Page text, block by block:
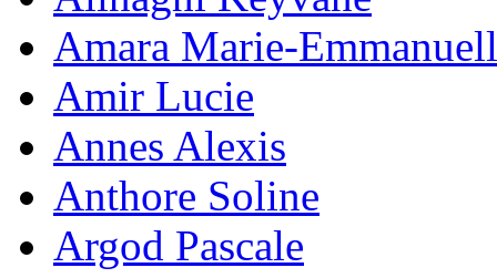
Amara Marie-
Amir Lucie
Annes Alexis
Anthore Soline
Argod Pascale